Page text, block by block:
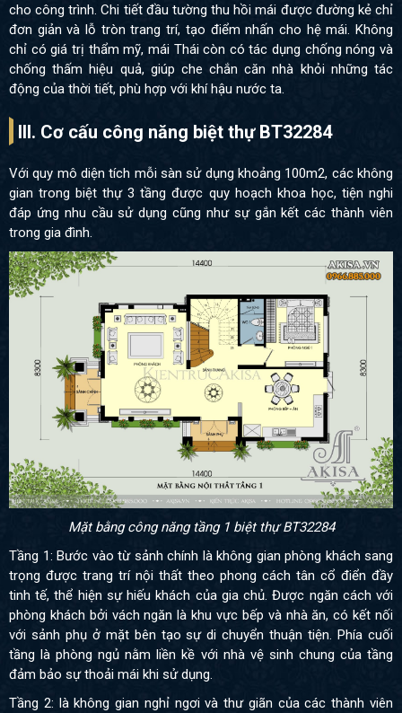
cho công trình. Chi tiết đầu tường thu hồi mái được đường kẻ chỉ
đơn giản và lỗ tròn trang trí, tạo điểm nhấn cho hệ mái. Không
chỉ có giá trị thẩm mỹ, mái Thái còn có tác dụng chống nóng và
chống thấm hiệu quả, giúp che chắn căn nhà khỏi những tác
động của thời tiết, phù hợp với khí hậu nước ta.
III. Cơ cấu công năng biệt thự BT32284
Với quy mô diện tích mỗi sàn sử dụng khoảng 100m2, các không
gian trong biệt thự 3 tầng được quy hoạch khoa học, tiện nghi
đáp ứng nhu cầu sử dụng cũng như sự gắn kết các thành viên
trong gia đình.
Mặt bằng công năng tầng 1 biệt thự BT32284
Tầng 1: Bước vào từ sảnh chính là không gian phòng khách sang
trọng được trang trí nội thất theo phong cách tân cổ điển đầy
tinh tế, thể hiện sự hiếu khách của gia chủ. Được ngăn cách với
phòng khách bởi vách ngăn là khu vực bếp và nhà ăn, có kết nối
với sảnh phụ ở mặt bên tạo sự di chuyển thuận tiện. Phía cuối
tầng là phòng ngủ nằm liền kề với nhà vệ sinh chung của tầng
đảm bảo sự thoải mái khi sử dụng.
Tầng 2: là không gian nghỉ ngơi và thư giãn của các thành viên